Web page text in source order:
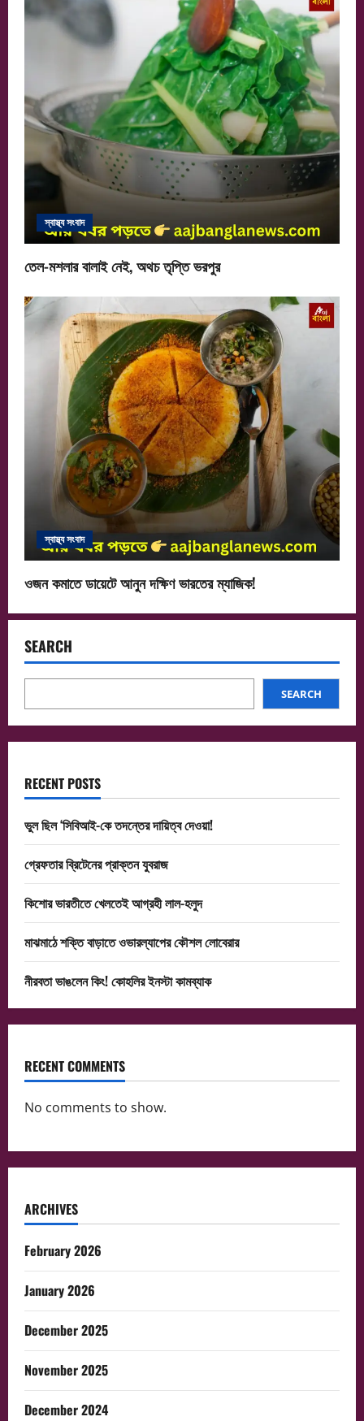
স্বাস্থ্য সংবাদ
তেল-মশলার বালাই নেই, অথচ তৃপ্তি ভরপুর
স্বাস্থ্য সংবাদ
ওজন কমাতে ডায়েটে আনুন দক্ষিণ ভারতের ম্যাজিক!
SEARCH
SEARCH
RECENT POSTS
ভুল ছিল ‘সিবিআই-কে তদন্তের দায়িত্ব দেওয়া!
গ্রেফতার ব্রিটেনের প্রাক্তন যুবরাজ
কিশোর ভারতীতে খেলতেই আগ্রহী লাল-হলুদ
মাঝমাঠে শক্তি বাড়াতে ওভারল্যাপের কৌশল লোবেরার
নীরবতা ভাঙলেন কিং! কোহলির ইনস্টা কামব্যাক
RECENT COMMENTS
No comments to show.
ARCHIVES
February 2026
January 2026
December 2025
November 2025
December 2024